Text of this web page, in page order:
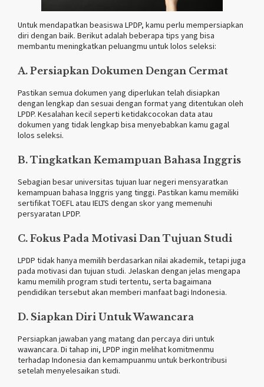
Untuk mendapatkan beasiswa LPDP, kamu perlu mempersiapkan
diri dengan baik. Berikut adalah beberapa tips yang bisa
membantu meningkatkan peluangmu untuk lolos seleksi:
A. Persiapkan Dokumen Dengan Cermat
Pastikan semua dokumen yang diperlukan telah disiapkan
dengan lengkap dan sesuai dengan format yang ditentukan oleh
LPDP. Kesalahan kecil seperti ketidakcocokan data atau
dokumen yang tidak lengkap bisa menyebabkan kamu gagal
lolos seleksi.
B. Tingkatkan Kemampuan Bahasa Inggris
Sebagian besar universitas tujuan luar negeri mensyaratkan
kemampuan bahasa Inggris yang tinggi. Pastikan kamu memiliki
sertifikat TOEFL atau IELTS dengan skor yang memenuhi
persyaratan LPDP.
C. Fokus Pada Motivasi Dan Tujuan Studi
LPDP tidak hanya memilih berdasarkan nilai akademik, tetapi juga
pada motivasi dan tujuan studi. Jelaskan dengan jelas mengapa
kamu memilih program studi tertentu, serta bagaimana
pendidikan tersebut akan memberi manfaat bagi Indonesia.
D. Siapkan Diri Untuk Wawancara
Persiapkan jawaban yang matang dan percaya diri untuk
wawancara. Di tahap ini, LPDP ingin melihat komitmenmu
terhadap Indonesia dan kemampuanmu untuk berkontribusi
setelah menyelesaikan studi.